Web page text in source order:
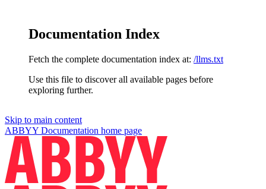
Documentation Index
Fetch the complete documentation index at: /llms.txt
Use this file to discover all available pages before
exploring further.
Skip to main content
ABBYY Documentation home page